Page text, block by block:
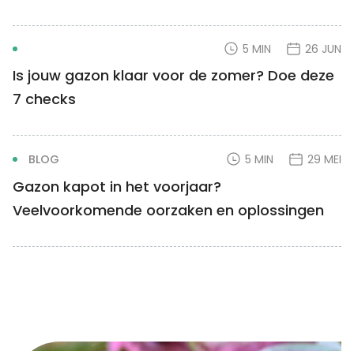
5 MIN 26 JUN
Is jouw gazon klaar voor de zomer? Doe deze
7 checks
BLOG 5 MIN 29 MEI
Gazon kapot in het voorjaar?
Veelvoorkomende oorzaken en oplossingen